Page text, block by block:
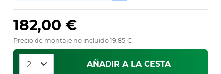
182,00 €
Precio de montaje no incluido 19,85 €
AÑADIR A LA CESTA